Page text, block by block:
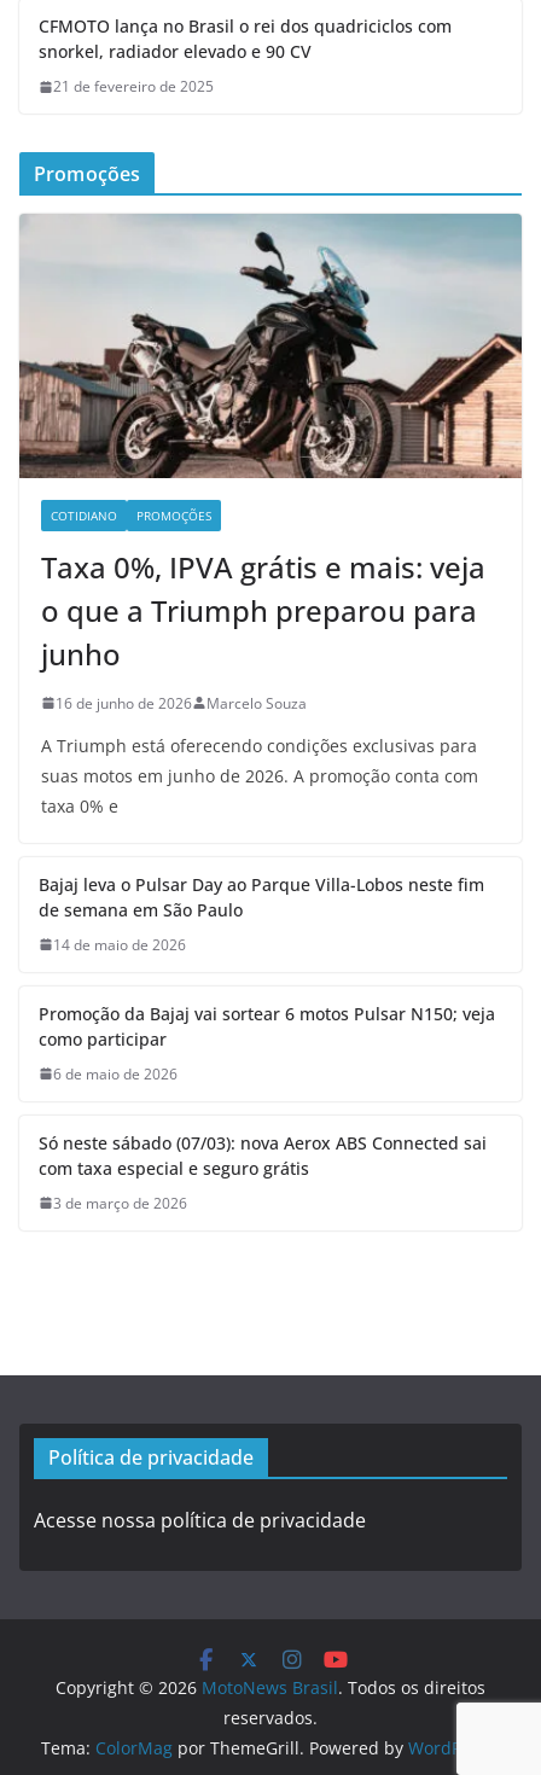
CFMOTO lança no Brasil o rei dos quadriciclos com
snorkel, radiador elevado e 90 CV
21 de fevereiro de 2025
Promoções
COTIDIANO PROMOÇÕES
Taxa 0%, IPVA grátis e mais: veja
o que a Triumph preparou para
junho
16 de junho de 2026 Marcelo Souza
A Triumph está oferecendo condições exclusivas para
suas motos em junho de 2026. A promoção conta com
taxa 0% e
Bajaj leva o Pulsar Day ao Parque Villa-Lobos neste fim
de semana em São Paulo
14 de maio de 2026
Promoção da Bajaj vai sortear 6 motos Pulsar N150; veja
como participar
6 de maio de 2026
Só neste sábado (07/03): nova Aerox ABS Connected sai
com taxa especial e seguro grátis
3 de março de 2026
Política de privacidade
Acesse nossa política de privacidade
Copyright © 2026 MotoNews Brasil. Todos os direitos
reservados.
Tema: ColorMag por ThemeGrill. Powered by WordPress